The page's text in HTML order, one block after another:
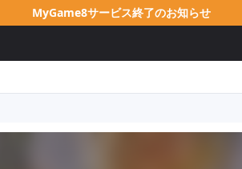
MyGame8サービス終了のお知らせ